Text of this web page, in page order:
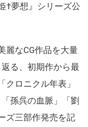
†夢想』シリーズ公
麗なCG作品を大量
る、初期作から最
ロニクル年表」
孫呉の血脈」「劉
ズ三部作発売を記